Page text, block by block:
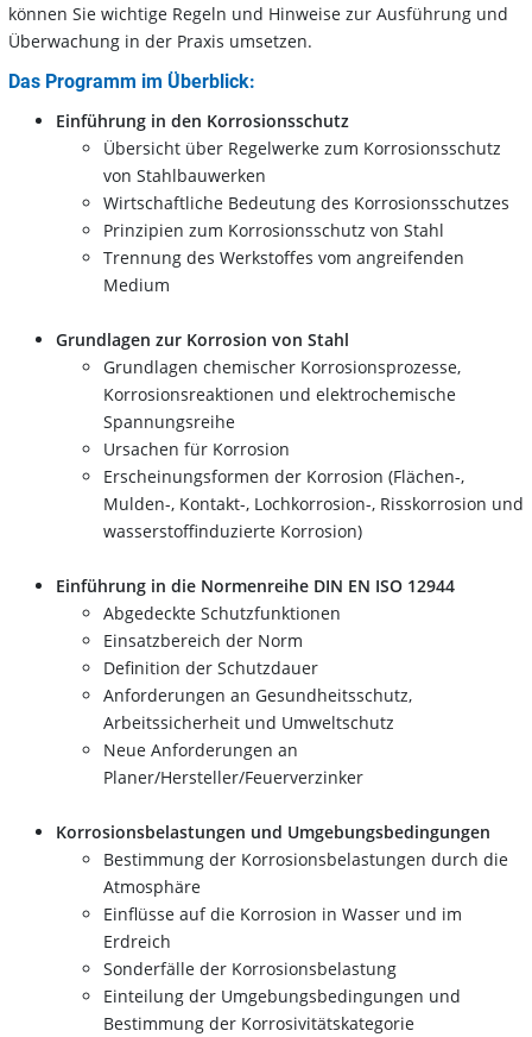
können Sie wichtige Regeln und Hinweise zur Ausführung und
Überwachung in der Praxis umsetzen.
Das Programm im Überblick:
Einführung in den Korrosionsschutz
Übersicht über Regelwerke zum Korrosionsschutz
von Stahlbauwerken
Wirtschaftliche Bedeutung des Korrosionsschutzes
Prinzipien zum Korrosionsschutz von Stahl
Trennung des Werkstoffes vom angreifenden
Medium
Grundlagen zur Korrosion von Stahl
Grundlagen chemischer Korrosionsprozesse,
Korrosionsreaktionen und elektrochemische
Spannungsreihe
Ursachen für Korrosion
Erscheinungsformen der Korrosion (Flächen-,
Mulden-, Kontakt-, Lochkorrosion-, Risskorrosion und
wasserstoffinduzierte Korrosion)
Einführung in die Normenreihe DIN EN ISO 12944
Abgedeckte Schutzfunktionen
Einsatzbereich der Norm
Definition der Schutzdauer
Anforderungen an Gesundheitsschutz,
Arbeitssicherheit und Umweltschutz
Neue Anforderungen an
Planer/Hersteller/Feuerverzinker
Korrosionsbelastungen und Umgebungsbedingungen
Bestimmung der Korrosionsbelastungen durch die
Atmosphäre
Einflüsse auf die Korrosion in Wasser und im
Erdreich
Sonderfälle der Korrosionsbelastung
Einteilung der Umgebungsbedingungen und
Bestimmung der Korrosivitätskategorie